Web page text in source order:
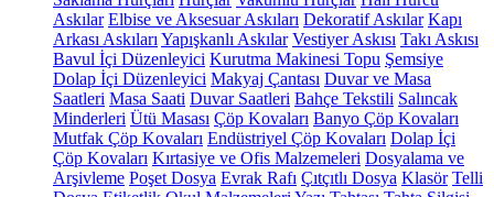
Askılar Elbise ve Aksesuar Askıları Dekoratif Askılar Kapı
Arkası Askıları Yapışkanlı Askılar Vestiyer Askısı Takı Askısı
Bavul İçi Düzenleyici Kurutma Makinesi Topu Şemsiye
Dolap İçi Düzenleyici Makyaj Çantası Duvar ve Masa
Saatleri Masa Saati Duvar Saatleri Bahçe Tekstili Salıncak
Minderleri Ütü Masası Çöp Kovaları Banyo Çöp Kovaları
Mutfak Çöp Kovaları Endüstriyel Çöp Kovaları Dolap İçi
Çöp Kovaları Kırtasiye ve Ofis Malzemeleri Dosyalama ve
Arşivleme Poşet Dosya Evrak Rafı Çıtçıtlı Dosya Klasör Telli